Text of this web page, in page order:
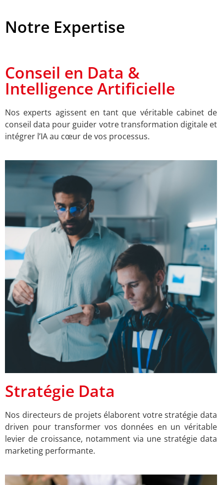
Notre Expertise
Conseil en Data &
Intelligence Artificielle
Nos experts agissent en tant que véritable cabinet de
conseil data pour guider votretransformation digitale et
intégrer l’IA au cœur de vos processus.
Stratégie Data
Nos directeurs de projets élaborent votre stratégie data
driven pour transformer vos données en un véritable
levier de croissance, notamment via une stratégie data
marketing performante.